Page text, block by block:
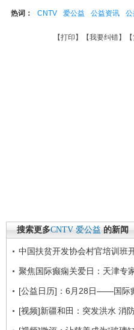
热词： CNTV 爱公益 公益资讯
【打印 】【我要纠错】【
搜索更多CNTV 爱公益 的新闻
中国扶贫开发协会村官培训班
聚焦国际癫痫关爱日：天津专
[公益日历]：6月28日——国际
[视频]新疆和田：突发洪水 消